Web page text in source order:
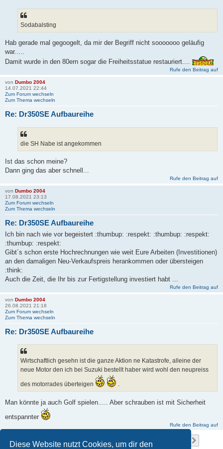
Diese Website nutzt Cookies, um dir den
Sodabalsting
Hab gerade mal gegoogelt, da mir der Begriff nicht sooooooo geläufig
war.....
Damit wurde in den 80ern sogar die Freiheitsstatue restauriert....
Rufe den Beitrag auf
von Dumbo 2004
14.07.2021 22:44
Zum Forum wechseln
Zum Thema wechseln
Re: Dr350SE Aufbaureihe
die SH Nabe ist angekommen
Ist das schon meine?
Dann ging das aber schnell...
Rufe den Beitrag auf
von Dumbo 2004
17.08.2021 23:13
Zum Forum wechseln
Zum Thema wechseln
Re: Dr350SE Aufbaureihe
Ich bin nach wie vor begeistert :thumbup: :respekt: :thumbup: :respekt:
:thumbup: :respekt:
Gibt´s schon erste Hochrechnungen wie weit Eure Arbeiten (Investitionen)
an den damaligen Neu-Verkaufspreis herankommen oder übersteigen
:think:
Auch die Zeit, die Ihr bis zur Fertigstellung investiert habt ...
Rufe den Beitrag auf
von Dumbo 2004
26.08.2021 21:18
Zum Forum wechseln
Zum Thema wechseln
Re: Dr350SE Aufbaureihe
Wirtschaftlich gesehn ist die ganze Aktion ne Katastrofe, alleine der
neue Motor den ich bei Suzuki bestellt haber wird wohl den neupreiss
des motorrades überteigen .
Man könnte ja auch Golf spielen..... Aber schrauben ist mit Sicherheit
entspannter
Rufe den Beitrag auf
Die Suche ergab 143 Treffer von 15
1 2 3 4